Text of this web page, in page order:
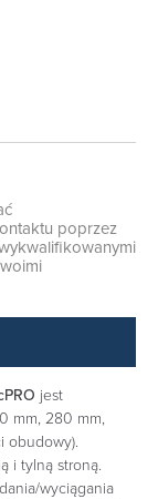
poprzez
jest
mm, 280 mm,
obudowy).
i tylną stroną.
wyciągania